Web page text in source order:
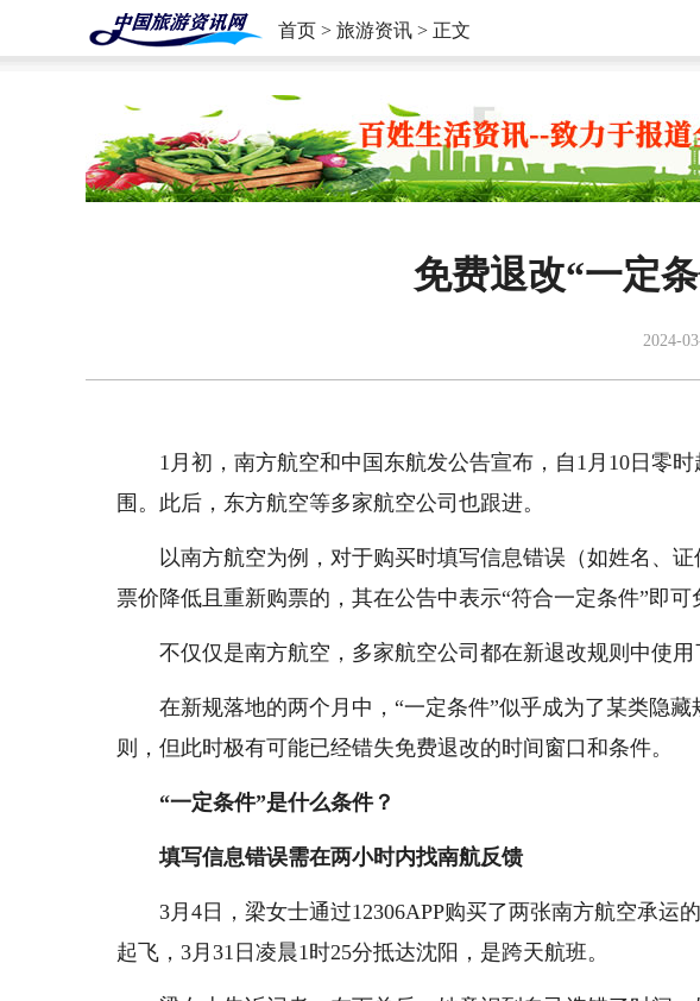
首页 > 旅游资讯 > 正文
免费退改“一定
2024-
1月初，南方航空和中国东航发公告宣布，自1月10日零
围。此后，东方航空等多家航空公司也跟进。
以南方航空为例，对于购买时填写信息错误（如姓名、
票价降低且重新购票的，其在公告中表示“符合一定条件”即可
不仅仅是南方航空，多家航空公司都在新退改规则中使用
在新规落地的两个月中，“一定条件”似乎成为了某类隐
则，但此时极有可能已经错失免费退改的时间窗口和条件。
“一定条件”是什么条件？
填写信息错误需在两小时内找南航反馈
3月4日，梁女士通过12306APP购买了两张南方航空承运
起飞，3月31日凌晨1时25分抵达沈阳，是跨天航班。